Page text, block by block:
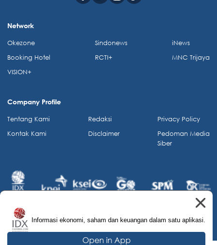
Informasi ekonomi, saham dan keuangan dalam satu aplikasi.
Open in App
Network
Okezone
Booking Hotel
VISION+
Sindonews
RCTI+
iNews
MNC Trijaya
Company Profile
Tentang Kami
Kontak Kami
Redaksi
Disclaimer
Privacy Policy
Pedoman Media
Siber
© 2026 IDX Channel. All Rights Reserved.